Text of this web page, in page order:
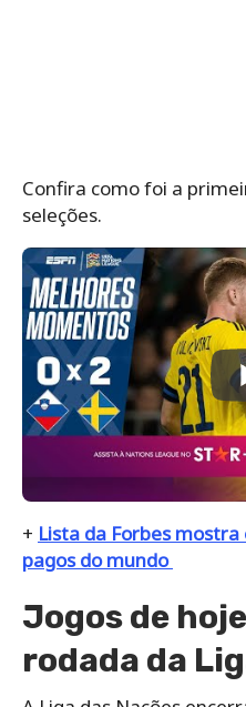
Confira como foi a
seleções.
+ Lista da Forbes
pagos do mundo
Jogos de
rodada da